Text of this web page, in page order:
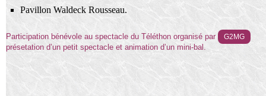
Pavillon Waldeck Rousseau.
Participation bénévole au spectacle du Téléthon organisé par G2MG
présetation d’un petit spectacle et animation d’un mini-bal.